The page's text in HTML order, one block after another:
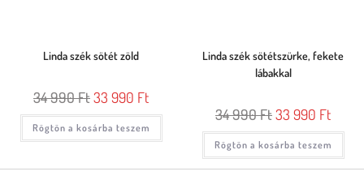
Linda szék sötét zöld
34 990Ft33 990 Ft
Rögtön a kosárba teszem
Linda szék sötétszürke, fekete
lábakkal
34 990Ft33 990 Ft
Rögtön a kosárba teszem